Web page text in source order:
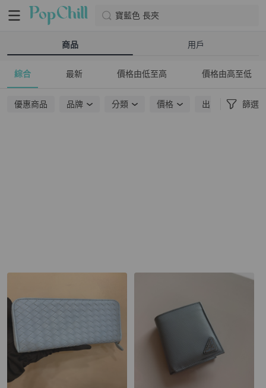
寶藍色 長夾
商品 用戶
綜合 最新 價格由低至高 價格由高至低
優惠商品 品牌 分類 價格 出貨地點 篩選